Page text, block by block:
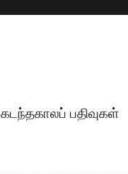
கடந்தகாலப் பதிவுகள்